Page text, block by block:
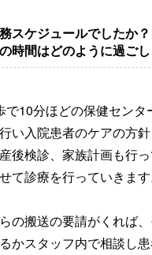
スケジュールでしたか
時間はどのように過ごし
10分ほどの保健センタ
い入院患者のケアの方針
後検診、家族計画も行
て診療を行っていきます
の搬送の要請がくれば
かスタッフ内で相談し